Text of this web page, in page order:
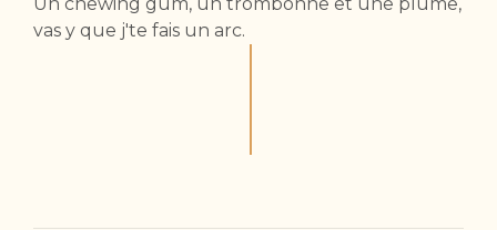
vas y que j'te fais un arc.